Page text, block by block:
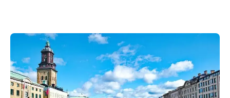
Manuellt Få hjälp